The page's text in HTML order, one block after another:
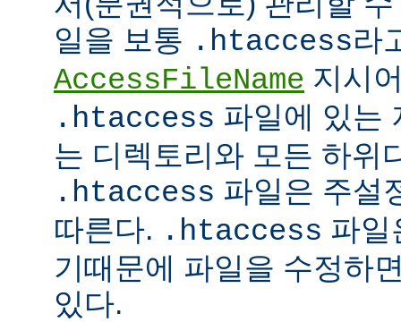
일을 보통 .htaccess라
AccessFileName 지시
.htaccess 파일에 있는
는 디렉토리와 모든 하위
.htaccess 파일은 주설
따른다. .htaccess 파일
기때문에 파일을 수정하
있다.